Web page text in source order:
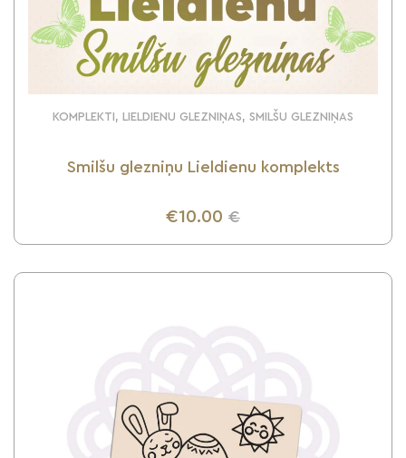
KOMPLEKTI, LIELDIENU GLEZNIŅAS, SMILŠU GLEZNIŅAS
Smilšu glezniņu Lieldienu komplekts
€10.00 €
UZZINI VAIRĀK